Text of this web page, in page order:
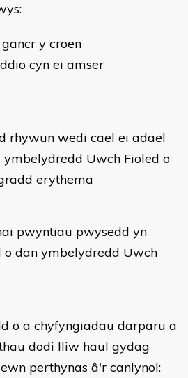
y croen
cyn ei amser
rhywun wedi cael ei adael
Uwch Fioled o
erythema
pwyntiau pwysedd yn
dan ymbelydredd Uwch
o a chyfyngiadau darparu a
dodi lliw haul gydag
perthynas â'r canlynol: